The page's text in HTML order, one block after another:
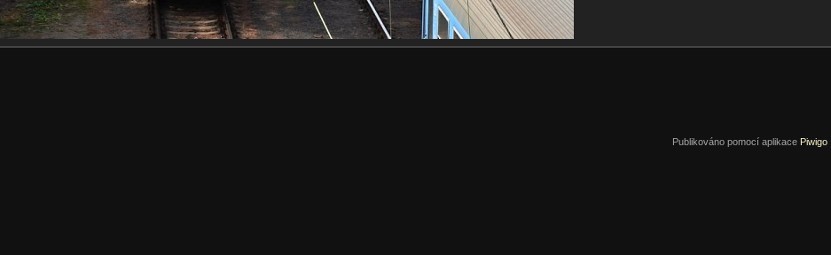
Publikováno pomocí aplikace Piwigo